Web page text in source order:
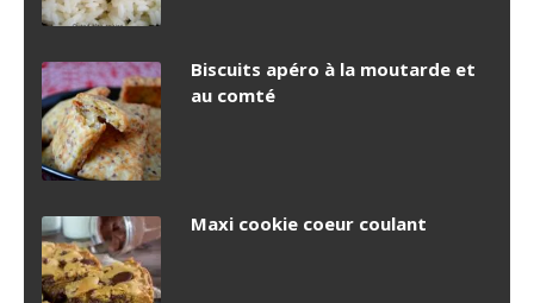
Biscuits apéro à la moutarde et
au comté
Maxi cookie coeur coulant